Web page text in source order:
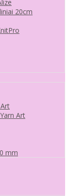
20cm
Art
mm